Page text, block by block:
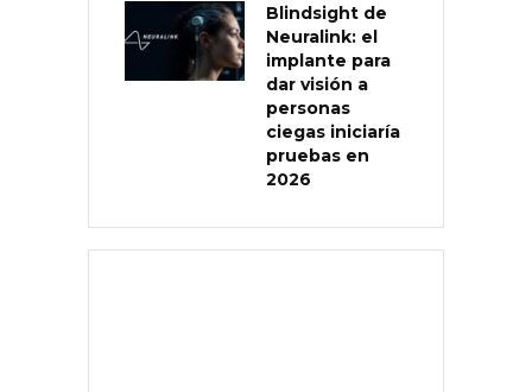
Blindsight de
Neuralink: el
implante para
dar visión a
personas
ciegas iniciaría
pruebas en
2026